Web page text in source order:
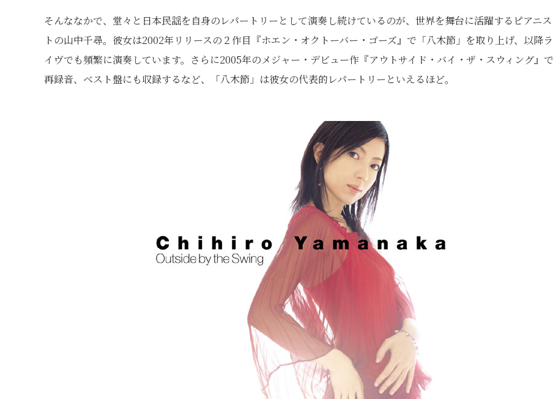
そんななかで、堂々と日本民謡を自身のレパートリーとして演奏し続けているのが、世界を舞台に活躍するピアニス
トの山中千尋。彼女は2002年リリースの２作目『ホエン・オクトーバー・ゴーズ』で「八木節」を取り上げ、以降ラ
イヴでも頻繁に演奏しています。さらに2005年のメジャー・デビュー作『アウトサイド・バイ・ザ・スウィング』で
再録音、ベスト盤にも収録するなど、「八木節」は彼女の代表的レパートリーといえるほど。